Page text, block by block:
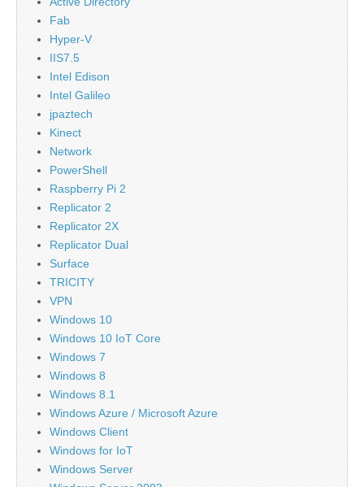
Fab
Hyper-V
IIS7.5
Intel Edison
Intel Galileo
jpaztech
Kinect
Network
PowerShell
Raspberry Pi 2
Replicator 2
Replicator 2X
Replicator Dual
Surface
TRICITY
VPN
Windows 10
Windows 10 IoT Core
Windows 7
Windows 8
Windows 8.1
Windows Azure / Microsoft Azure
Windows Client
Windows for IoT
Windows Server